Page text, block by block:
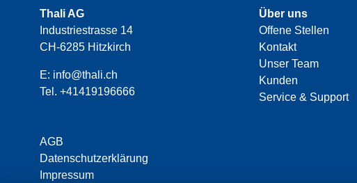
Thali AG
Industriestrasse 14
CH-6285 Hitzkirch
E: info@thali.ch
Tel. +41419196666
AGB
Datenschutzerklärung
Impressum
Über uns
Offene Stellen
Kontakt
Unser Team
Kunden
Service & Support